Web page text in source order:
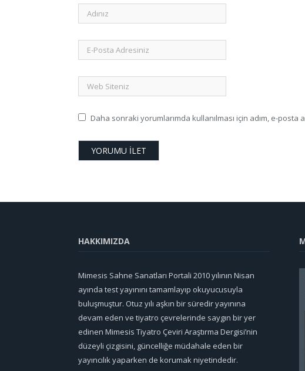
Daha sonraki yorumlarımda kullanılması için adım, e-
HAKKIMIZDA
Mimesis Sahne Sanatları Portali 2010 yılının Nisan
ayında test yayınını tamamlayıp okuyucusuyla
buluşmuştur. Otuz yılı aşkın bir süredir yayınına
devam eden ve tiyatro çevrelerinde saygın bir yer
edinen Mimesis Tiyatro Çeviri Araştırma Dergisi’nin
düzeyli çizgisini, güncelliğe müdahale eden bir
yayıncılık yaparken de korumak niyetindedir.